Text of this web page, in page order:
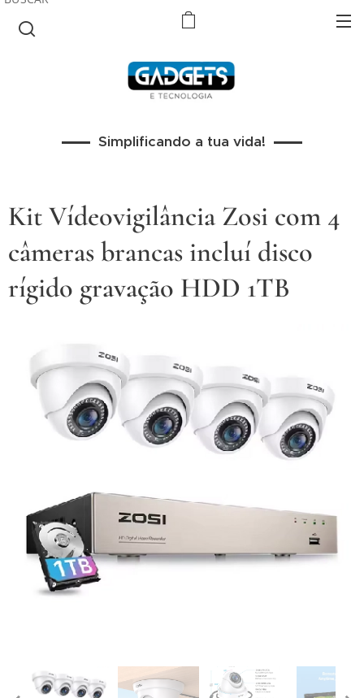
Simplificando a tua vida!
Kit Vídeovigilância Zosi com 4
câmeras brancas incluí disco
rígido gravação HDD 1TB